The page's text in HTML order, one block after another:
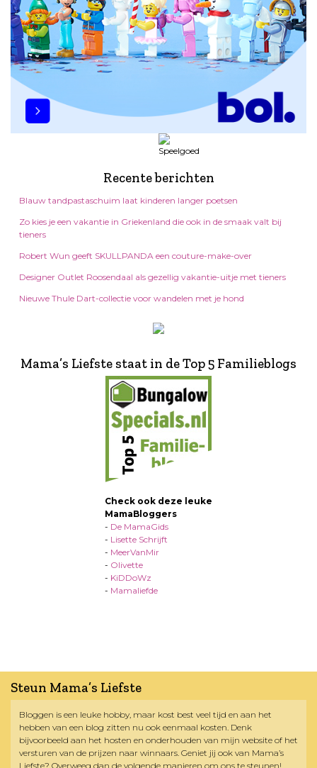
Recente berichten
Blauw tandpastaschuim laat kinderen langer poetsen
Zo kies je een vakantie in Griekenland die ook in de smaak valt bij
tieners
Robert Wun geeft SKULLPANDA een couture-make-over
Designer Outlet Roosendaal als gezellig vakantie-uitje met tieners
Nieuwe Thule Dart-collectie voor wandelen met je hond
Mama’s Liefste staat in de Top 5 Familieblogs
Check ook deze leuke
MamaBloggers
- De MamaGids
- Lisette Schrijft
- MeerVanMir
- Olivette
- KiDDoWz
- Mamaliefde
Steun Mama’s Liefste
Bloggen is een leuke hobby, maar kost best veel tijd en aan het
hebben van een blog zitten nu ook eenmaal kosten. Denk
bijvoorbeeld aan het hosten en onderhouden van mijn website of het
versturen van de prijzen naar winnaars. Geniet jij ook van Mama’s
Liefste? Overweeg dan de volgende manieren om ons te steunen!